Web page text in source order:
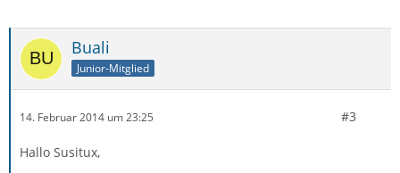
Buali
Junior-Mitglied
14. Februar 2014 um 23:25 #3
Hallo Susitux,